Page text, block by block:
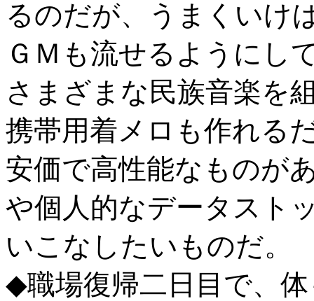
るのだが、うまくいけ
ＧＭも流せるようにし
さまざまな民族音楽を
携帯用着メロも作れる
安価で高性能なものが
や個人的なデータスト
いこなしたいものだ。
◆職場復帰二日目で、